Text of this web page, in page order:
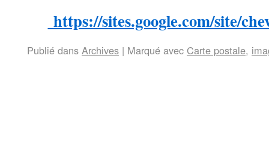
https://sites.google.com/site/
Publié dans Archives | Marqué avec Carte postale,